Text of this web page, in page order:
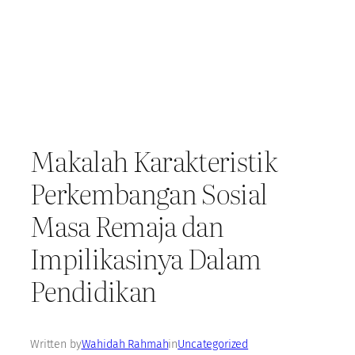
Makalah Karakteristik
Perkembangan Sosial
Masa Remaja dan
Impilikasinya Dalam
Pendidikan
Written byWahidah RahmahinUncategorized